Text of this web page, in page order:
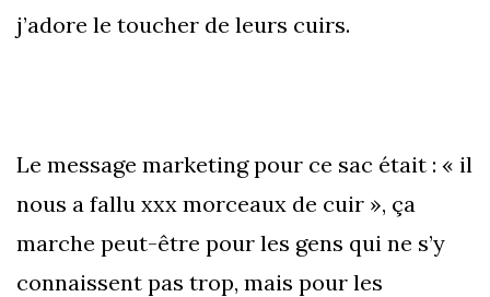
j’adore le toucher de leurs cuirs.
Le message marketing pour ce sac était : « il
nous a fallu xxx morceaux de cuir », ça
marche peut-être pour les gens qui ne s’y
connaissent pas trop, mais pour les